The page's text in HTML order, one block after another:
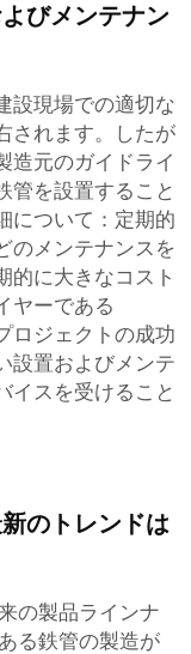
びメンテナン
設現場での適切な
されます。したが
造元のガイドライ
管を設置すること
について：定期的
のメンテナンスを
的に大きなコスト
ヤーである
ジェクトの成功
設置およびメンテ
イスを受けること
のトレンドは
の製品ラインナ
る鉄管の製造が